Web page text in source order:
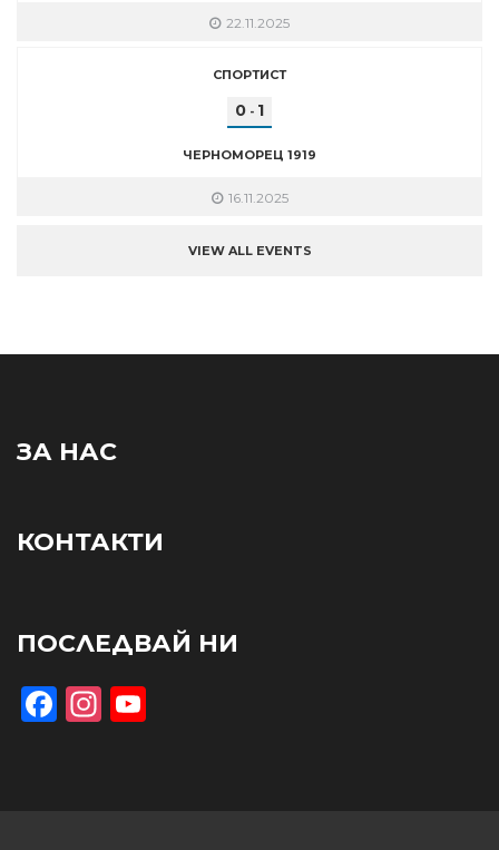
22.11.2025
СПОРТИСТ
0 - 1
ЧЕРНОМОРЕЦ 1919
16.11.2025
VIEW ALL EVENTS
ЗА НАС
КОНТАКТИ
ПОСЛЕДВАЙ НИ
Facebook
Instagram